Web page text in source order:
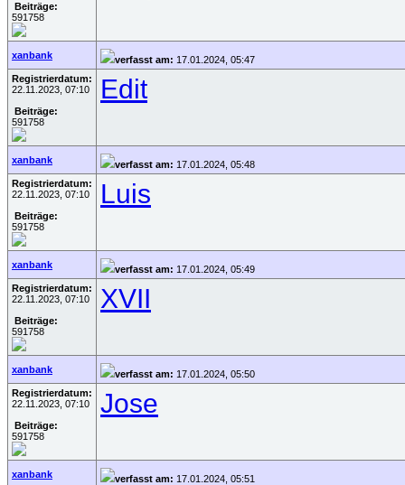
Beiträge:
591758
xanbank verfasst am: 17.01.2024, 05:47
Registrierdatum:
22.11.2023, 07:10
Beiträge:
591758
Edit
xanbank verfasst am: 17.01.2024, 05:48
Registrierdatum:
22.11.2023, 07:10
Beiträge:
591758
Luis
xanbank verfasst am: 17.01.2024, 05:49
Registrierdatum:
22.11.2023, 07:10
Beiträge:
591758
XVII
xanbank verfasst am: 17.01.2024, 05:50
Registrierdatum:
22.11.2023, 07:10
Beiträge:
591758
Jose
xanbank verfasst am: 17.01.2024, 05:51